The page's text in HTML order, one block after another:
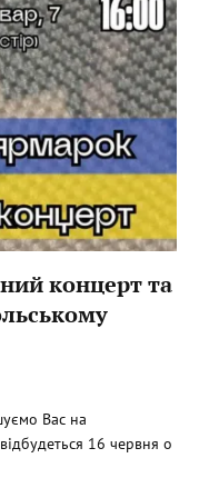
концерт та
Вас на
16 червня о